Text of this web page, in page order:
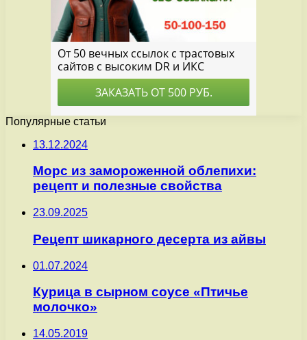
Популярные статьи
13.12.2024
Морс из замороженной облепихи:
рецепт и полезные свойства
23.09.2025
Рецепт шикарного десерта из айвы
01.07.2024
Курица в сырном соусе «Птичье
молочко»
14.05.2019